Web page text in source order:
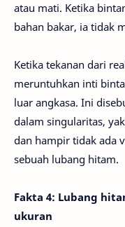
atau mati. Ketika
bahan bakar, ia tidak
Ketika tekanan dari
meruntuhkan inti
luar angkasa. Ini
dalam singularitas,
dan hampir tidak ada
sebuah lubang hitam.
Fakta 4: Lubang
ukuran